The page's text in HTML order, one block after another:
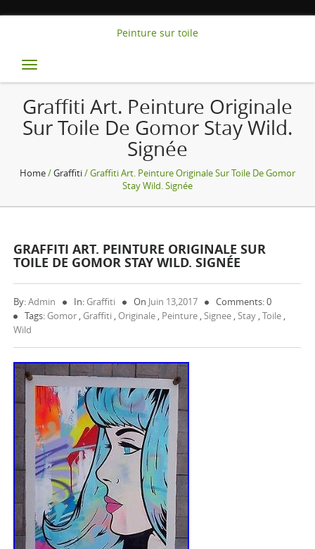
Peinture sur toile
Toggle
navigation
Graffiti Art. Peinture Originale
Sur Toile De Gomor Stay Wild.
Signée
Home/Graffiti/ Graffiti Art. Peinture Originale Sur Toile De Gomor
Stay Wild. Signée
GRAFFITI ART. PEINTURE ORIGINALE SUR
TOILE DE GOMOR STAY WILD. SIGNÉE
By:Admin In: Graffiti On Juin 13,2017
Comments: 0
Tags: Gomor , Graffiti , Originale , Peinture ,Signee ,Stay ,Toile ,
Wild